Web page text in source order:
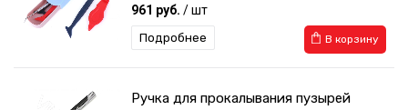
961 руб. / шт
В корзину
Подробнее
Ручка для прокалывания пузырей